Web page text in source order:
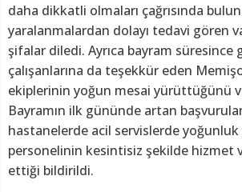
daha dikkatli olmaları çağrısında
yaralanmalardan dolayı tedavi gören
şifalar diledi. Ayrıca bayram süresince
çalışanlarına da teşekkür eden
ekiplerinin yoğun mesai yürüttüğünü
Bayramın ilk gününde artan
hastanelerde acil servislerde yoğunluk
personelinin kesintisiz şekilde hizmet
ettiği bildirildi.